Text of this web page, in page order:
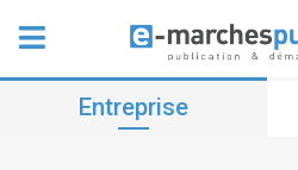
Entreprise